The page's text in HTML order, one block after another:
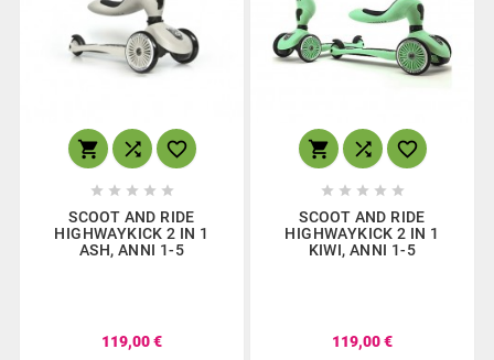
  
    
SCOOT AND RIDE
HIGHWAYKICK 2 IN 1
ASH, ANNI 1-5
119,00 €
  
    
SCOOT AND RIDE
HIGHWAYKICK 2 IN 1
KIWI, ANNI 1-5
119,00 €